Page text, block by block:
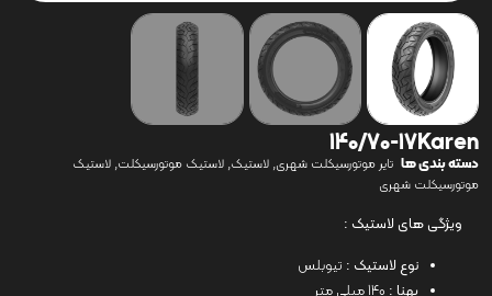
140/70-17Karen
دسته بندی ها تایر موتورسیکلت شهری, لاستیک, لاستیک موتورسیکلت, لاستیک
موتورسیکلت شهری
ویژگی های لاستیک :
نوع لاستیک : تیوبلس
پهنا : 140 میلی متر